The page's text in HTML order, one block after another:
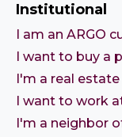
Institutional
I am an ARGO
I want to buy a
I'm a real
I want to work
I'm a neighbor